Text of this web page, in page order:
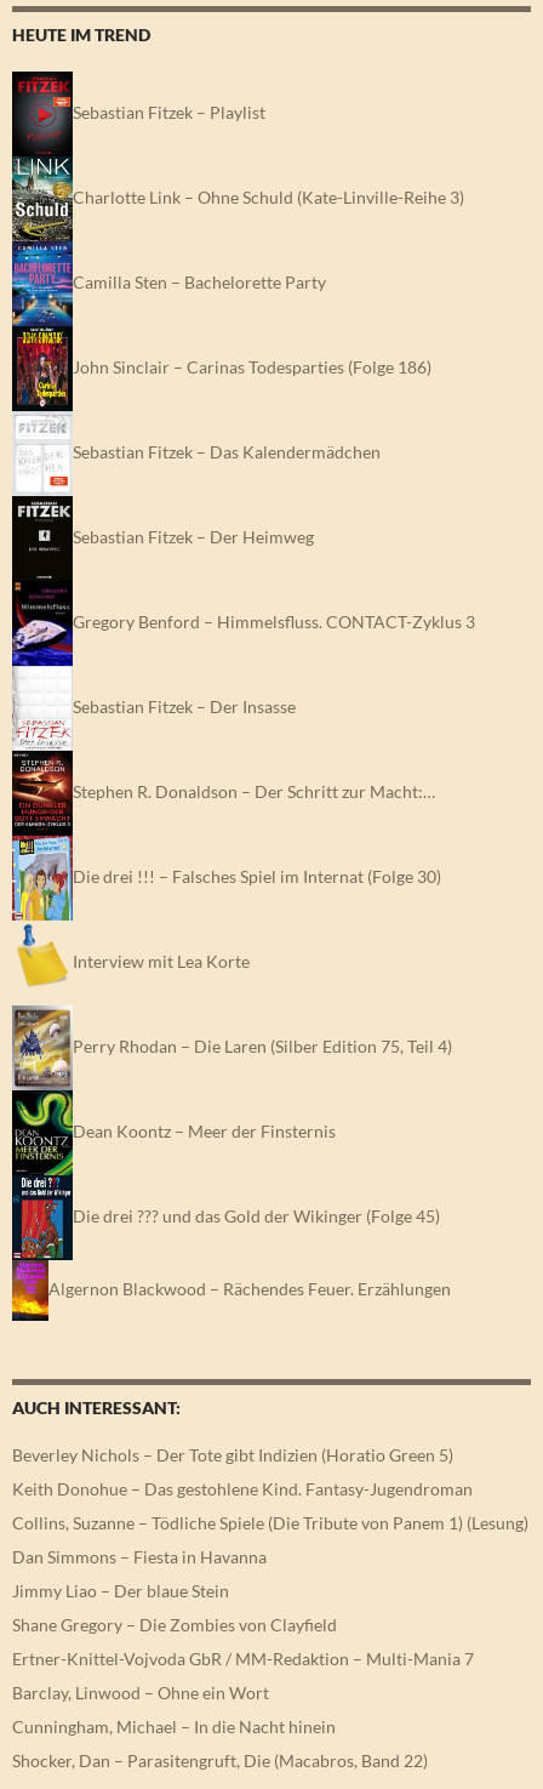
HEUTE IM TREND
Sebastian Fitzek – Playlist
Charlotte Link – Ohne Schuld (Kate-Linville-Reihe 3)
Camilla Sten – Bachelorette Party
John Sinclair – Carinas Todesparties (Folge 186)
Sebastian Fitzek – Das Kalendermädchen
Sebastian Fitzek – Der Heimweg
Gregory Benford – Himmelsfluss. CONTACT-Zyklus 3
Sebastian Fitzek – Der Insasse
Stephen R. Donaldson – Der Schritt zur Macht:…
Die drei !!! – Falsches Spiel im Internat (Folge 30)
Interview mit Lea Korte
Perry Rhodan – Die Laren (Silber Edition 75, Teil 4)
Dean Koontz – Meer der Finsternis
Die drei ??? und das Gold der Wikinger (Folge 45)
Algernon Blackwood – Rächendes Feuer. Erzählungen
AUCH INTERESSANT:
Beverley Nichols – Der Tote gibt Indizien (Horatio Green 5)
Keith Donohue – Das gestohlene Kind. Fantasy-Jugendroman
Collins, Suzanne – Tödliche Spiele (Die Tribute von Panem 1) (Lesung)
Dan Simmons – Fiesta in Havanna
Jimmy Liao – Der blaue Stein
Shane Gregory – Die Zombies von Clayfield
Ertner-Knittel-Vojvoda GbR / MM-Redaktion – Multi-Mania 7
Barclay, Linwood – Ohne ein Wort
Cunningham, Michael – In die Nacht hinein
Shocker, Dan – Parasitengruft, Die (Macabros, Band 22)